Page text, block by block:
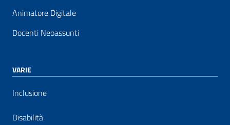
Animatore Digitale
Docenti Neoassunti
VARIE
Inclusione
Disabilità